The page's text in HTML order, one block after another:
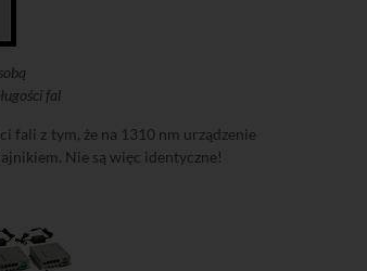
fal
fali z tym, że na 1310 nm urządzenie
Nie są więc identyczne!